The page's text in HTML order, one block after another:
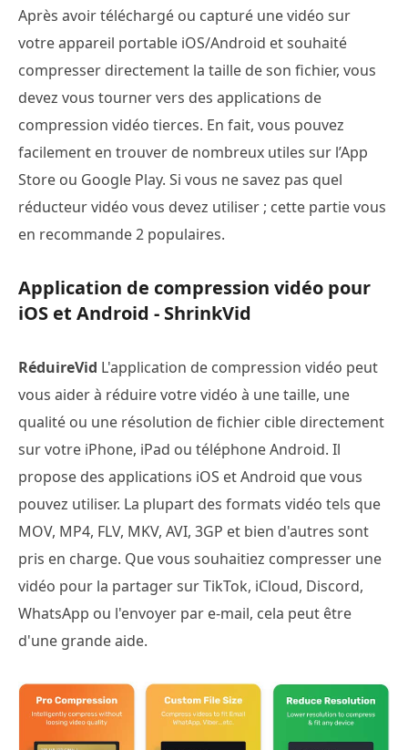
Après avoir téléchargé ou capturé une vidéo sur
votre appareil portable iOS/Android et souhaité
compresser directement la taille de son fichier, vous
devez vous tourner vers des applications de
compression vidéo tierces. En fait, vous pouvez
facilement en trouver de nombreux utiles sur l’App
Store ou Google Play. Si vous ne savez pas quel
réducteur vidéo vous devez utiliser ; cette partie vous
en recommande 2 populaires.
Application de compression vidéo pour
iOS et Android - ShrinkVid
RéduireVid L'application de compression vidéo peut
vous aider à réduire votre vidéo à une taille, une
qualité ou une résolution de fichier cible directement
sur votre iPhone, iPad ou téléphone Android. Il
propose des applications iOS et Android que vous
pouvez utiliser. La plupart des formats vidéo tels que
MOV, MP4, FLV, MKV, AVI, 3GP et bien d'autres sont
pris en charge. Que vous souhaitiez compresser une
vidéo pour la partager sur TikTok, iCloud, Discord,
WhatsApp ou l'envoyer par e-mail, cela peut être
d'une grande aide.